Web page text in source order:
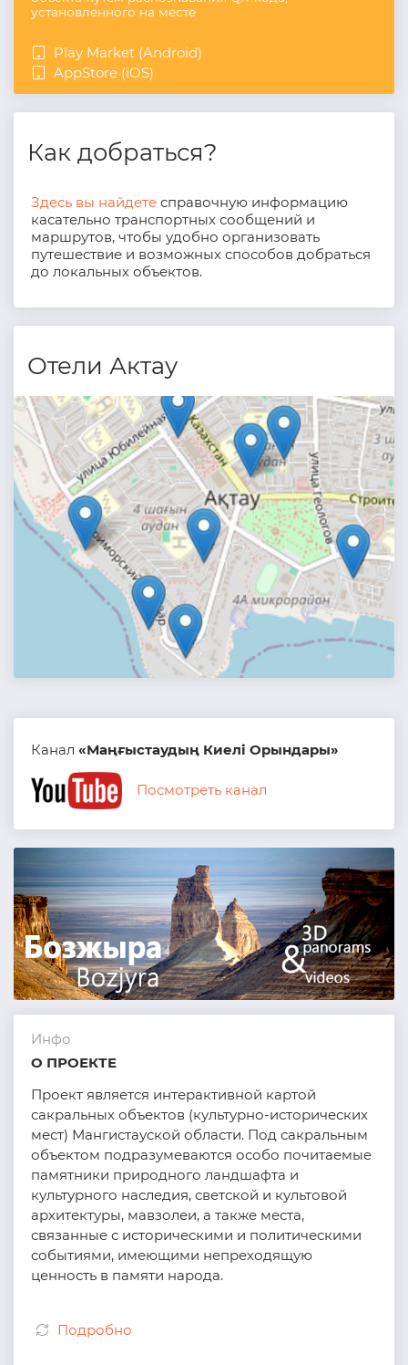
установленного на месте
Play Market (Android)
AppStore (iOS)
Как добраться?
Здесь вы найдете справочную информацию
касательно транспортных сообщений и
маршрутов, чтобы удобно организовать
путешествие и возможных способов добраться
до локальных объектов.
Отели Актау
Канал «Маңғыстаудың Киелі Орындары»
Посмотреть канал
Инфо
О ПРОЕКТЕ
Проект является интерактивной картой
сакральных объектов (культурно-исторических
мест) Мангистауской области. Под сакральным
объектом подразумеваются особо почитаемые
памятники природного ландшафта и
культурного наследия, светской и культовой
архитектуры, мавзолеи, а также места,
связанные с историческими и политическими
событиями, имеющими непреходящую
ценность в памяти народа.
Подробно